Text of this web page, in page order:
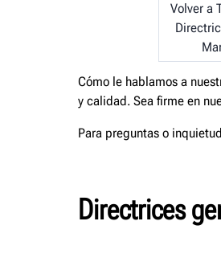
Volver a
Cómo le hablamos a
y calidad. Sea firme en
Para preguntas o
Directrices